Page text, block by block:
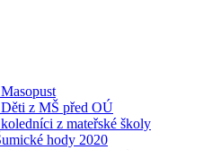
z MŠ před OÚ
z mateřské školy
hody 2020